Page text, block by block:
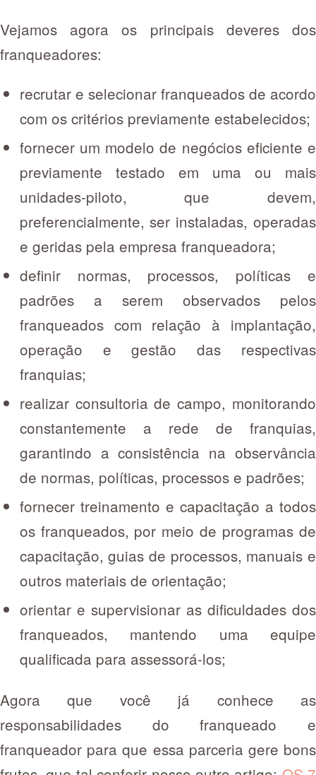
Vejamos agora os principais deveres dos
franqueadores:
recrutar e selecionar franqueados de acordo
com os critérios previamente estabelecidos;
fornecer um modelo de negócios eficiente e
previamente testado em uma ou mais
unidades-piloto, que devem,
preferencialmente, ser instaladas, operadas
e geridas pela empresa franqueadora;
definir normas, processos, políticas e
padrões a serem observados pelos
franqueados com relação à implantação,
operação e gestão das respectivas
franquias;
realizar consultoria de campo, monitorando
constantemente a rede de franquias,
garantindo a consistência na observância
de normas, políticas, processos e padrões;
fornecer treinamento e capacitação a todos
os franqueados, por meio de programas de
capacitação, guias de processos, manuais e
outros materiais de orientação;
orientar e supervisionar as dificuldades dos
franqueados, mantendo uma equipe
qualificada para assessorá-los;
Agora que você já conhece as
responsabilidades do franqueado e
franqueador para que essa parceria gere bons